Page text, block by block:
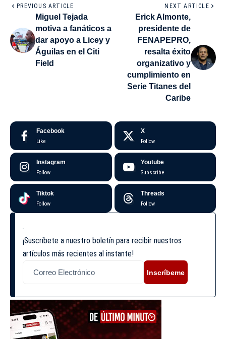
PREVIOUS ARTICLE
Miguel Tejada
motiva a fanáticos a
dar apoyo a Licey y
Águilas en el Citi
Field
NEXT ARTICLE
Erick Almonte,
presidente de
FENAPEPRO,
resalta éxito
organizativo y
cumplimiento en
Serie Titanes del
Caribe
Facebook
Like
X
Follow
Instagram
Follow
Youtube
Subscribe
Tiktok
Follow
Threads
Follow
¡Suscríbete a nuestro boletín para recibir nuestros
artículos más recientes al instante!
Inscríbeme